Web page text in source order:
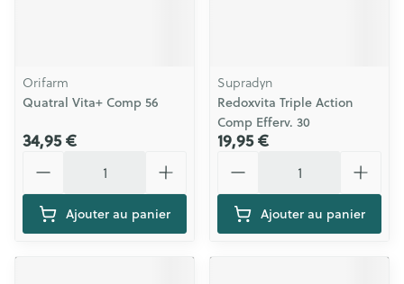
Orifarm
Quatral Vita+ Comp 56
34,95 €
Ajouter au panier
Supradyn
Redoxvita Triple Action
Comp Efferv. 30
19,95 €
Ajouter au panier